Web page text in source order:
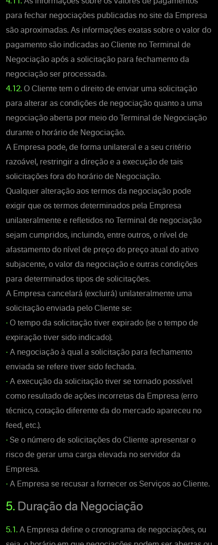
para fechar negociações publicadas no site da Empresa
são aproximadas. As informações exatas sobre o valor do
pagamento são indicadas ao Cliente no Terminal de
Negociação após a solicitação para fechamento da
negociação ser processada.
4.12. O Cliente tem o direito de enviar uma solicitação
para alterar as condições de negociação quanto a uma
negociação aberta por meio do Terminal de Negociação
durante o horário de Negociação.
A Empresa pode, de forma unilateral e a seu critério
razoável, restringir a direção e a execução de tais
solicitações fora do horário de Negociação.
Qualquer alteração aos termos da negociação pode
exigir que os termos determinados pela Empresa
unilateralmente e refletidos no Terminal de negociação
sejam cumpridos, incluindo, entre outros, o nível de
afastamento do nível de preço do preço atual do ativo
subjacente, o valor da negociação e outras condições
para determinados tipos de solicitações.
A Empresa cancelará (excluirá) unilateralmente uma
solicitação enviada pelo Cliente se:
• O tempo da solicitação tiver expirado (se o tempo de
expiração tiver sido indicado).
• A negociação à qual a solicitação para fechamento
enviada se refere tiver sido fechada.
• A execução da solicitação tiver se tornado possível
como resultado de ações incorretas da Empresa (erro
técnico, cotação diferente da do mercado apareceu no
feed, etc.).
• Se o número de solicitações do Cliente apresentar o
risco de gerar uma carga elevada no servidor da
Empresa.
• A Empresa se recusar a fornecer os Serviços ao Cliente.
5. Duração da Negociação
5.1. A Empresa define o cronograma de negociações, ou